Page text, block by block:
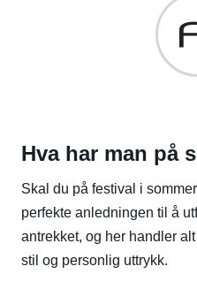
Hva har man på
Skal du på festival i
perfekte anledningen til å
antrekket, og her handler
stil og personlig uttrykk.